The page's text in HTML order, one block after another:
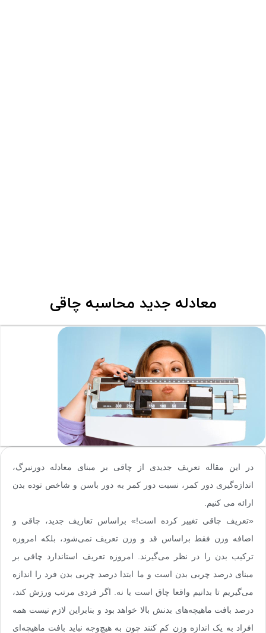
معادله جدید محاسبه چاقی
در این مقاله تعریف جدیدی از چاقی بر مبنای معادله دورنبرگ،
اندازه‌گیری دور کمر، نسبت دور کمر به دور باسن و شاخص توده بدن
ارائه می کنیم.
«تعریف چاقی تغییر کرده است!» براساس تعاریف جدید، چاقی و
اضافه وزن فقط براساس قد و وزن تعریف نمی‌شود، بلکه امروزه
ترکیب بدن را در نظر می‌گیرند. امروزه تعریف استاندارد چاقی بر
مبنای درصد چربی بدن است و ما ابتدا درصد چربی بدن فرد را اندازه
می‌گیریم تا بدانیم واقعا چاق است یا نه. اگر فردی مرتب ورزش ‌کند،
درصد بافت ماهیچه‌های بدنش بالا خواهد بود و بنابراین لازم نیست همه
افراد به یک اندازه وزن کم کنند چون به هیچ‌‌وجه نباید بافت ماهیچه‌ای